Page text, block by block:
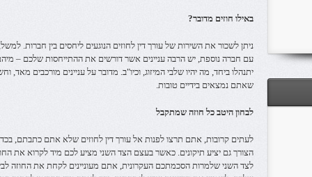
באילו חוזים מדובר?
ניתן לשכור את השירות של עורך דין לחוזים הנוגעים ליחסים בין חברות.
עם חברה נוספת, יש הרבה עניינים אשר דורשים את ההתייחסות שלכם –
יתנהלו ביחד, מה יהיו שלבי המיזוג, וכיו"ב. מדובר על עניינים מורכבים מאד,
שאתם נמצאים בידיים טובות.
לבחון היטב כל חוזה שמתקבל
לעתים קרובות, אתם תרצו לפנות אל עורך דין לחוזים שלא אתם כתבתם,
הצורך גם יציע תיקונים. כאשר בעצם הצד השני מציע לכם מיד לקרוא את
לצד השני שלמרות הסכמתכם העקרונית, אתם מעוניינים לקחת את החוזה